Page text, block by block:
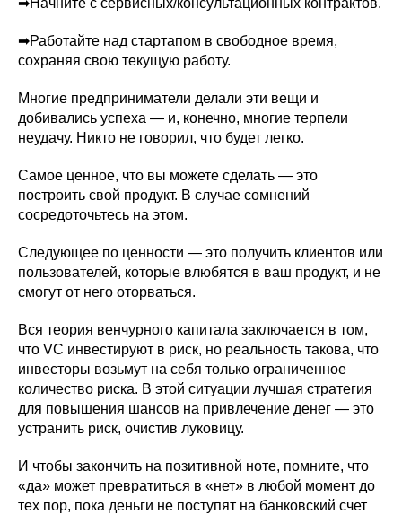
➡Начните с сервисных/консультационных контрактов.
➡Работайте над стартапом в свободное время,
сохраняя свою текущую работу.
Многие предприниматели делали эти вещи и
добивались успеха — и, конечно, многие терпели
неудачу. Никто не говорил, что будет легко.
Самое ценное, что вы можете сделать — это
построить свой продукт. В случае сомнений
сосредоточьтесь на этом.
Следующее по ценности — это получить клиентов или
пользователей, которые влюбятся в ваш продукт, и не
смогут от него оторваться.
Вся теория венчурного капитала заключается в том,
что VC инвестируют в риск, но реальность такова, что
инвесторы возьмут на себя только ограниченное
количество риска. В этой ситуации лучшая стратегия
для повышения шансов на привлечение денег — это
устранить риск, очистив луковицу.
И чтобы закончить на позитивной ноте, помните, что
«да» может превратиться в «нет» в любой момент до
тех пор, пока деньги не поступят на банковский счет